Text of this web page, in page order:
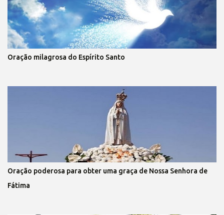
Oração milagrosa do Espírito Santo
Oração poderosa para obter uma graça de Nossa Senhora de
Fátima